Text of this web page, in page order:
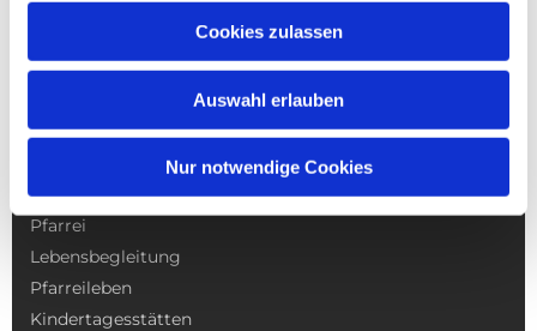
Cookies zulassen
Auswahl erlauben
Nur notwendige Cookies
Gottesdienste
Pfarrei
Lebensbegleitung
Pfarreileben
Kindertagesstätten